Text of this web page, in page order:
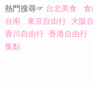
熱門搜尋☞ 台北美食
台南
東京自由行 大阪
香川自由行 香港自由行
集點